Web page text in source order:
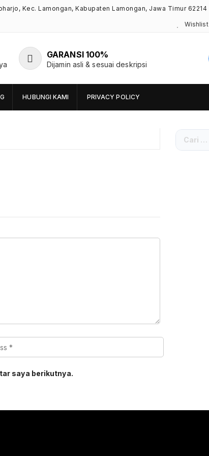
Kec. Lamongan, Kabupaten Lamongan, Jawa Timur 62214
Wishlist
GARANSI 100%
Dijamin asli & sesuai deskripsi
HUBUNGI KAMI PRIVACY POLICY
saya berikutnya.
Cari
untuk: